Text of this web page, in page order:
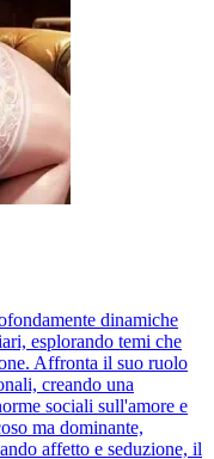
dinamiche
esplorando temi che
Affronta il suo ruolo
creando una
sociali sull'amore e
ma dominante,
affetto e seduzione, il